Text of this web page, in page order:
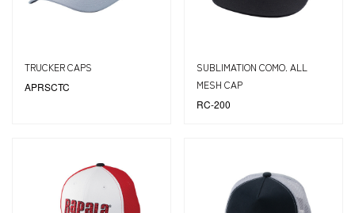
TRUCKER CAPS
APRSCTC
SUBLIMATION COMO. ALL
MESH CAP
RC-200